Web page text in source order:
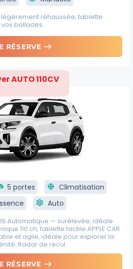
réhaussée, tablette
ballades
RÉSERVE east
AUTO 110CV
5 portes ac_unit Climatisation
settings Auto
Automatique — surélevée, idéale
110 ch, tablette tactile APPLE CAR
et agile, idéale pour explorer la
Radar de recul.
RÉSERVE east